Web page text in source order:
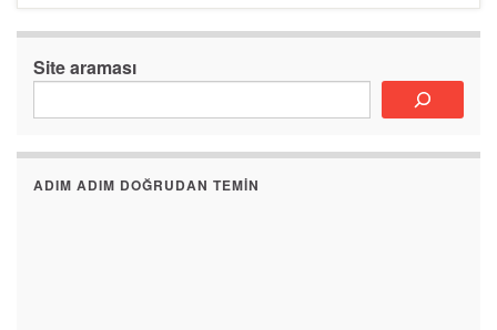
Site araması
ADIM ADIM DOĞRUDAN TEMIN